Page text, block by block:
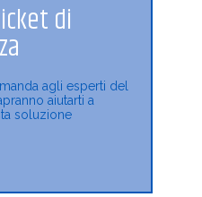
di
agli esperti del
aiutarti a
soluzione